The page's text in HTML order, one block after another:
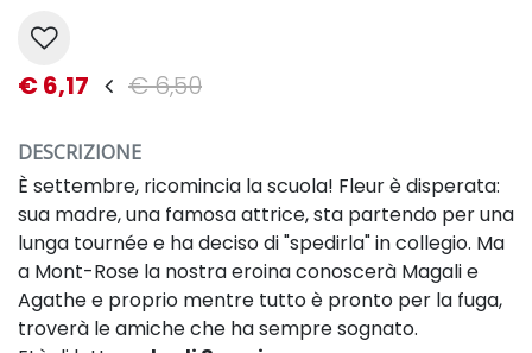
€ 6,17 € 6,50
DESCRIZIONE
È settembre, ricomincia la scuola! Fleur è disperata:
sua madre, una famosa attrice, sta partendo per una
lunga tournée e ha deciso di "spedirla" in collegio. Ma
a Mont-Rose la nostra eroina conoscerà Magali e
Agathe e proprio mentre tutto è pronto per la fuga,
troverà le amiche che ha sempre sognato.